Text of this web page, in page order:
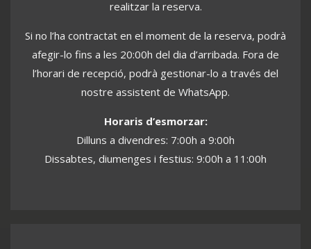
afegir-lo fins a les 20:00h del dia d’arribada. Fora de
nostre assistent de WhatsApp.
Horaris d’esmorzar:
Dilluns a divendres: 7:00h a 9:00h